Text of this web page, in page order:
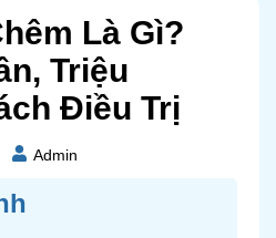
Là Gì?
Triệu
Điều Trị
Admin